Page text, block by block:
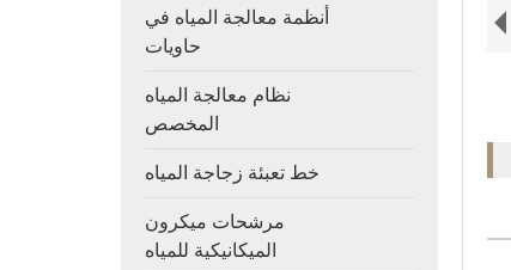
أنظمة معالجة المياه في
حاويات
نظام معالجة المياه
المخصص
خط تعبئة زجاجة المياه
مرشحات ميكرون
الميكانيكية للمياه